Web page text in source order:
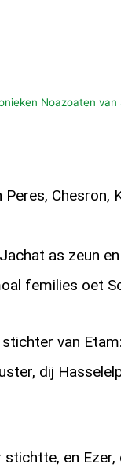
Noazoaten
Chesron,
as zeun
femilies oet
van
dij
stichtte, en Ezer,